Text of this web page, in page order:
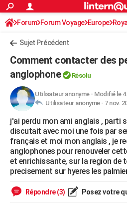
ACTUALITÉS
Politique
Société
Faits Divers
Education
Monde
Villes
+
Programme TV
Streaming
Sorties cinéma
Musique
FINANCE
Retraite
Impôts
Epargne
Immobilier
Risques naturels par ville
Banque
Assurance
Crédit
AUTO
Essais
Réserver un essai
Citadines
Berlines
SUV
Forum auto
HIGH-TECH
Mobiles
Meilleur smartphone
Internet
Ordinateurs
Jeux vidéo
Guide high-tech
+BRICOLAGE
Forum
Aménagement intérieur
Extérieur
Cuisine
Salle de bains
Jardinage
Rangement
WEEK-END
Guides de France
Escapades
Patrimoine
Expositions
Musées
Week-end nature
LIFESTYLE
Art de vivre
Bien-être
Loisirs
Mode
Modes de vie
SANTE
Forum Forum Voyage Europe
Sujet Précédent
Comment contacter des
anglophone
Résolu
Utilisateur anonyme- Modifié le 4
Utilisateur anonyme - 7 nov.
j'ai perdu mon ami anglais , parti
discutait avec moi une fois par
français et moi mon anglais , je
anglophones pour renouveler
et enrichissante, sur la region de
precisement sur hyeres les
Répondre (3) Posez votre